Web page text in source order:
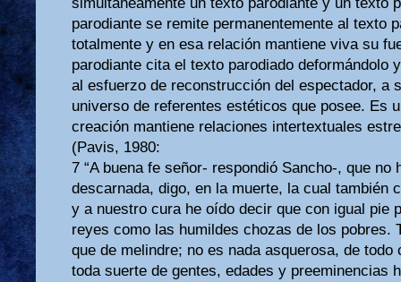
parodiante se remite permanentemente al texto
totalmente y en esa relación mantiene viva su
parodiante cita el texto parodiado deformándolo
al esfuerzo de reconstrucción del espectador, a
universo de referentes estéticos que posee. Es
creación mantiene relaciones intertextuales
(Pavis, 1980:
7 “A buena fe señor- respondió Sancho-, que no
descarnada, digo, en la muerte, la cual también
y a nuestro cura he oído decir que con igual pie
reyes como las humildes chozas de los pobres.
que de melindre; no es nada asquerosa, de
toda suerte de gentes, edades y preeminencias